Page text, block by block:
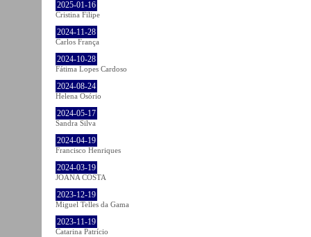
2025-01-16
Cristina Filipe
2024-11-28
Carlos França
2024-10-28
Fátima Lopes Cardoso
2024-08-24
Helena Osório
2024-05-17
Sandra Silva
2024-04-19
Francisco Henriques
2024-03-19
JOANA COSTA
2023-12-19
Miguel Telles da Gama
2023-11-19
Catarina Patrício